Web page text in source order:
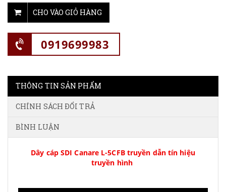
CHO VÀO GIỎ HÀNG
0919699983
THÔNG TIN SẢN PHẨM
CHÍNH SÁCH ĐỔI TRẢ
BÌNH LUẬN
Dây cáp SDI Canare L-5CFB truyền dẫn tín hiệu
truyền hình